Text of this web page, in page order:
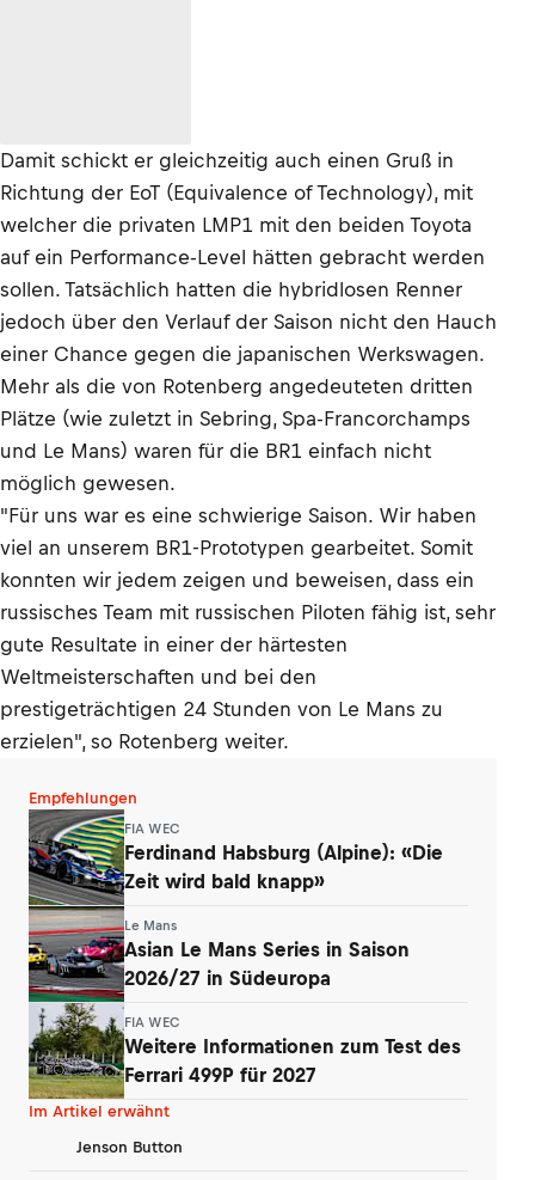
Damit schickt er gleichzeitig auch einen Gruß in
Richtung der EoT (Equivalence of Technology), mit
welcher die privaten LMP1 mit den beiden Toyota
auf ein Performance-Level hätten gebracht werden
sollen. Tatsächlich hatten die hybridlosen Renner
jedoch über den Verlauf der Saison nicht den Hauch
einer Chance gegen die japanischen Werkswagen.
Mehr als die von Rotenberg angedeuteten dritten
Plätze (wie zuletzt in Sebring, Spa-Francorchamps
und Le Mans) waren für die BR1 einfach nicht
möglich gewesen.
"Für uns war es eine schwierige Saison. Wir haben
viel an unserem BR1-Prototypen gearbeitet. Somit
konnten wir jedem zeigen und beweisen, dass ein
russisches Team mit russischen Piloten fähig ist, sehr
gute Resultate in einer der härtesten
Weltmeisterschaften und bei den
prestigeträchtigen 24 Stunden von Le Mans zu
erzielen", so Rotenberg weiter.
Empfehlungen
FIA WEC
Ferdinand Habsburg (Alpine): «Die
Zeit wird bald knapp»
Le Mans
Asian Le Mans Series in Saison
2026/27 in Südeuropa
FIA WEC
Weitere Informationen zum Test des
Ferrari 499P für 2027
Im Artikel erwähnt
Jenson Button